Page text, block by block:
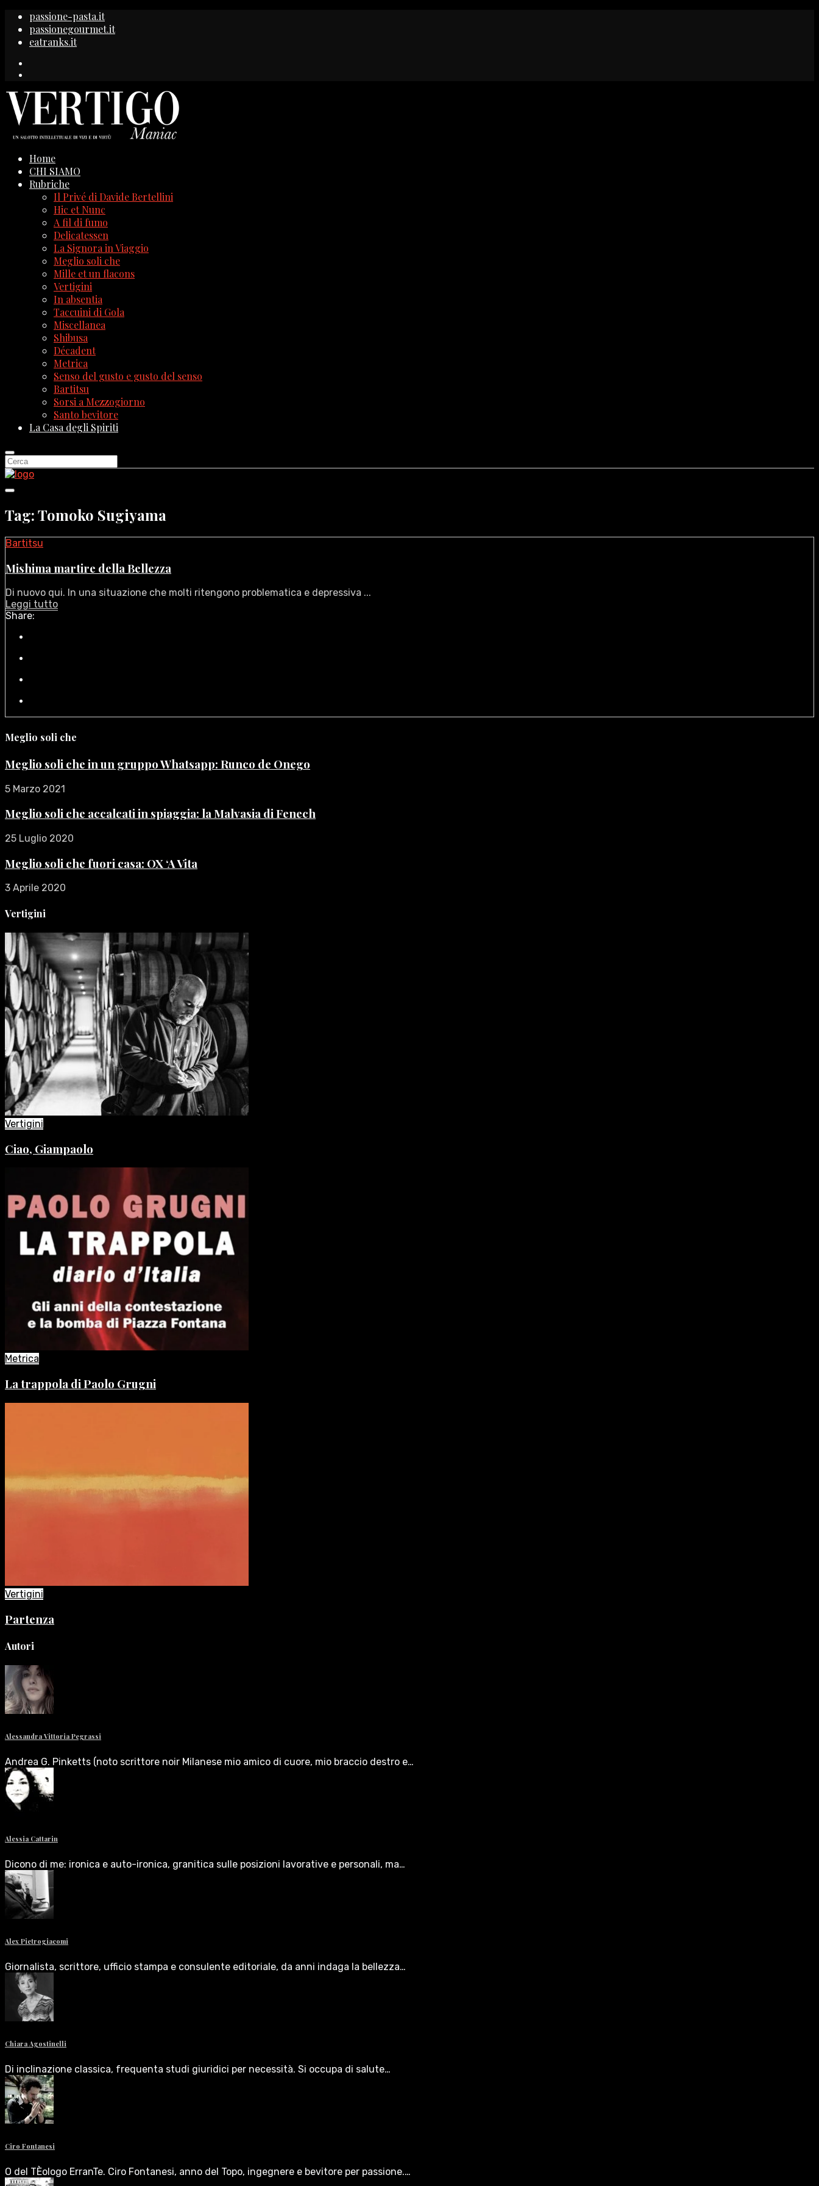
passione-pasta.it
passionegourmet.it
eatranks.it
Home
CHI SIAMO
Rubriche
Il Privé di Davide Bertellini
Hic et Nunc
A fil di fumo
Delicatessen
La Signora in Viaggio
Meglio soli che
Mille et un flacons
Vertigini
In absentia
Taccuini di Gola
Miscellanea
Shibusa
Décadent
Metrica
Senso del gusto e gusto del senso
Bartitsu
Sorsi a Mezzogiorno
Santo bevitore
La Casa degli Spiriti
Tag: Tomoko Sugiyama
Bartitsu
Mishima martire della Bellezza
Di nuovo qui. In una situazione che molti ritengono problematica e depressiva ...
Leggi tutto
Share:
Meglio soli che
Meglio soli che in un gruppo Whatsapp: Runco de Onego
5 Marzo 2021
Meglio soli che accalcati in spiaggia: la Malvasia di Fenech
25 Luglio 2020
Meglio soli che fuori casa: OX ‘A Vita
3 Aprile 2020
Vertigini
Vertigini
Ciao, Giampaolo
Metrica
La trappola di Paolo Grugni
Vertigini
Partenza
Autori
Alessandra Vittoria Pegrassi
Andrea G. Pinketts (noto scrittore noir Milanese mio amico di cuore, mio braccio destro e…
Alessia Cattarin
Dicono di me: ironica e auto-ironica, granitica sulle posizioni lavorative e personali, ma…
Alex Pietrogiacomi
Giornalista, scrittore, ufficio stampa e consulente editoriale, da anni indaga la bellezza…
Chiara Agostinelli
Di inclinazione classica, frequenta studi giuridici per necessità. Si occupa di salute…
Ciro Fontanesi
O del TÈologo ErranTe. Ciro Fontanesi, anno del Topo, ingegnere e bevitore per passione.…